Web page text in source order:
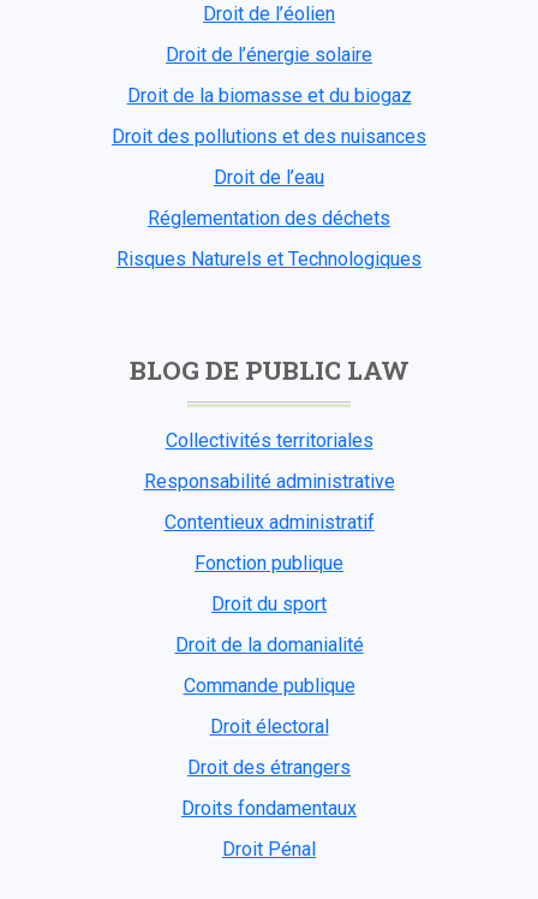
Droit de l’éolien
Droit de l’énergie solaire
Droit de la biomasse et du biogaz
Droit des pollutions et des nuisances
Droit de l’eau
Réglementation des déchets
Risques Naturels et Technologiques
BLOG DE PUBLIC LAW
Collectivités territoriales
Responsabilité administrative
Contentieux administratif
Fonction publique
Droit du sport
Droit de la domanialité
Commande publique
Droit électoral
Droit des étrangers
Droits fondamentaux
Droit Pénal